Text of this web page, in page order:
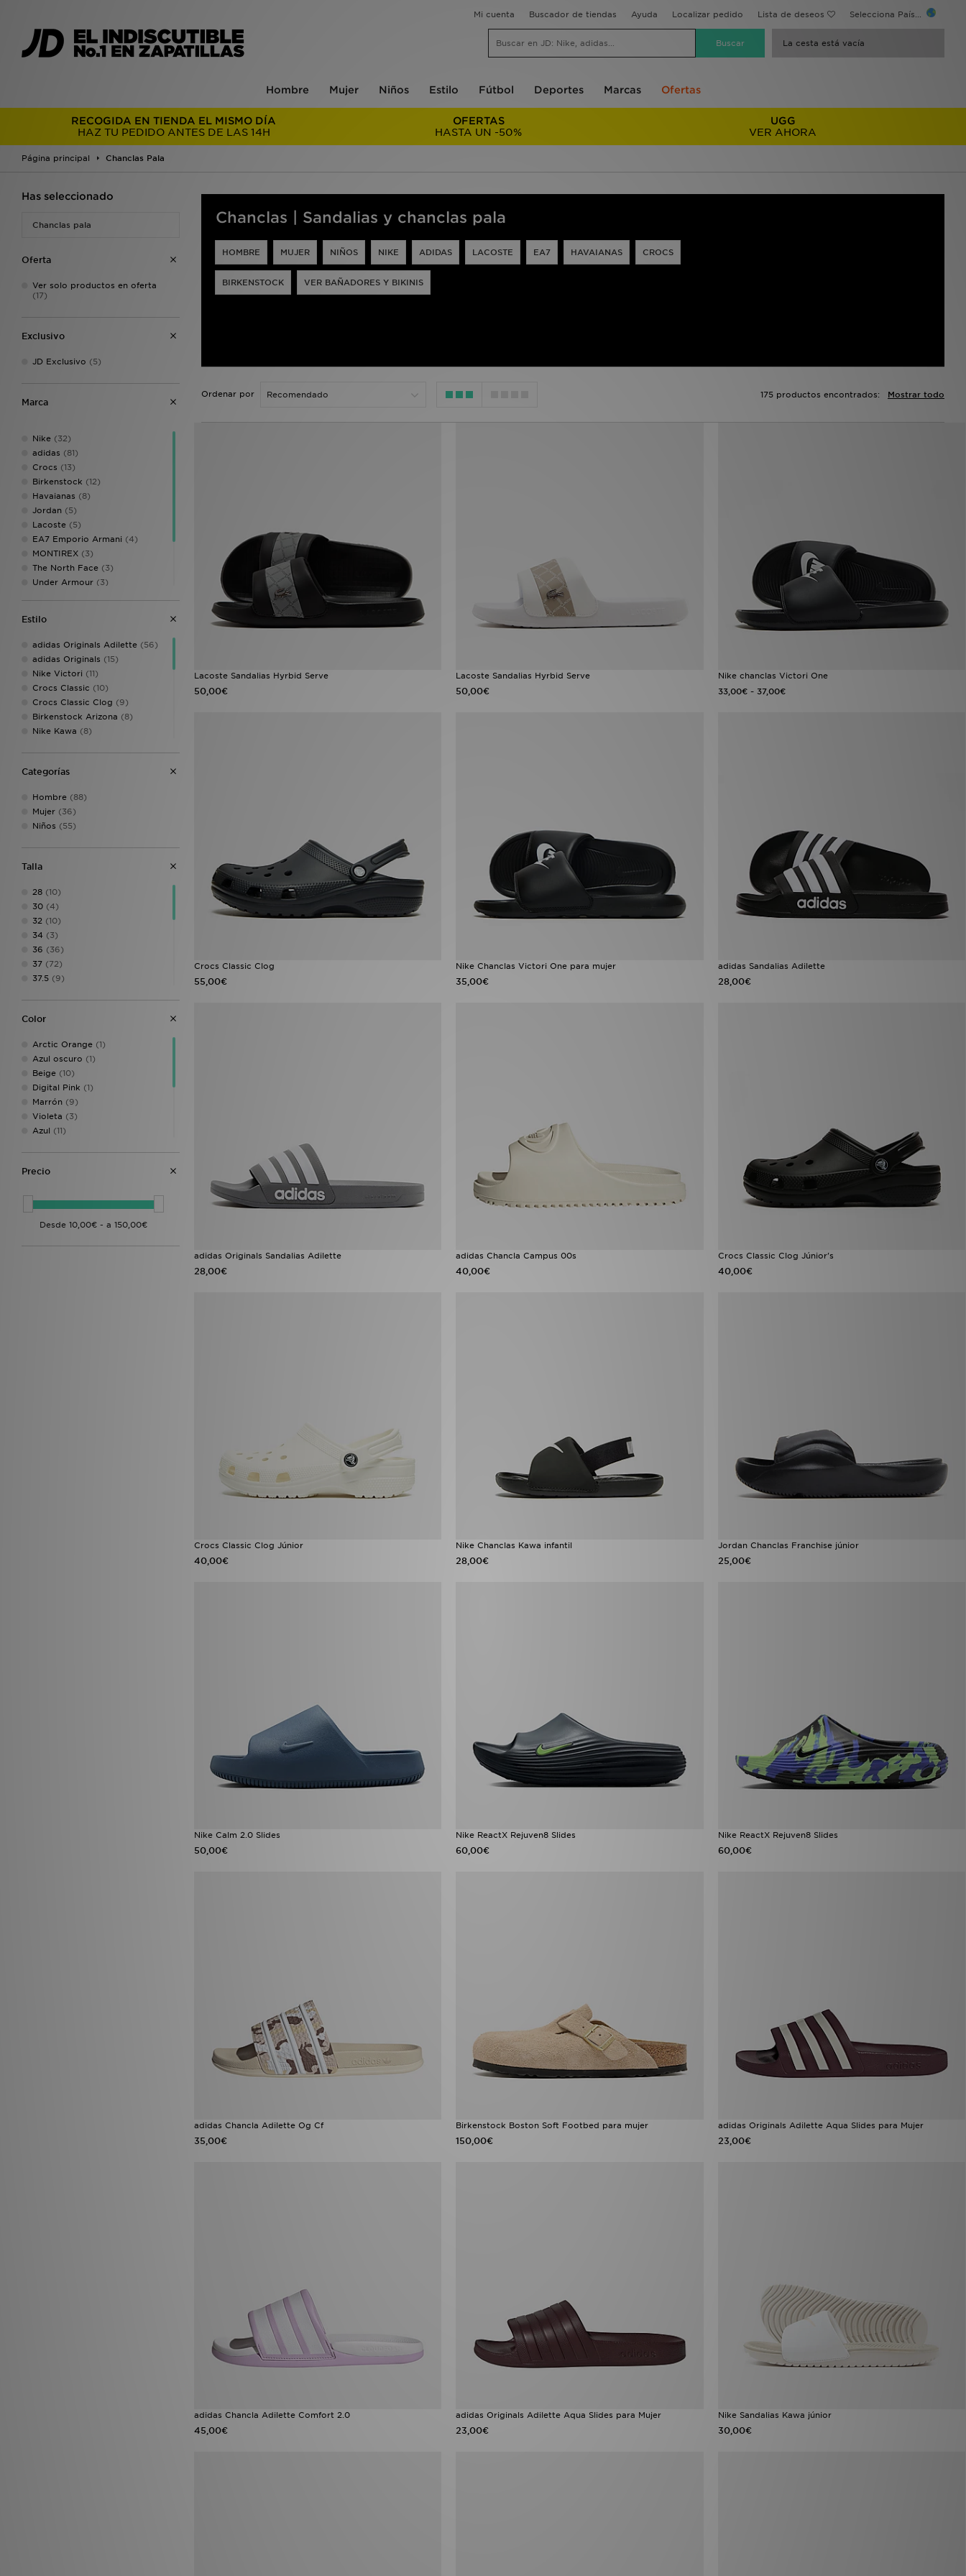
Mi cuenta Buscador de tiendas Ayuda Localizar pedido Lista de deseos Selecciona País...
La cesta está vacía
Hombre Mujer Niños Estilo Fútbol Deportes Marcas Ofertas
RECOGIDA EN TIENDA EL MISMO DÍA
HAZ TU PEDIDO ANTES DE LAS 14H
OFERTAS
HASTA UN -50%
UGG
VER AHORA
Página principal Chanclas Pala
Has seleccionado
Chanclas pala
Oferta
Ver solo productos en oferta
(17)
Exclusivo
JD Exclusivo (5)
Marca
Nike (32)
adidas (81)
Crocs (13)
Birkenstock (12)
Havaianas (8)
Jordan (5)
Lacoste (5)
EA7 Emporio Armani (4)
MONTIREX (3)
The North Face (3)
Under Armour (3)
Calvin Klein
Trailberg
(1)
Estilo
adidas Originals Adilette (56)
adidas Originals (15)
Nike Victori (11)
Crocs Classic (10)
Crocs Classic Clog (9)
Birkenstock Arizona (8)
Nike Kawa (8)
adidas Originals Campus
Nike Air Rift(3)
Nike Rift (3)
Birkenstock Boston
UGG Tazz(2)
Adilette|adidas Tiro
Crocs Classic All-Terrain
Lacoste Serve Pin
Nike Victori One Slide
Style Obsessed
Categorías
Hombre (88)
Mujer (36)
Niños (55)
Talla
28 (10)
30 (4)
32 (10)
34 (3)
36 (36)
37 (72)
37.5 (9)
40(24)
41 (33)
41.5(1)
42(73)
42.5(12)
43(64)
43.5 (10)
44(19)
44.5(12)
Color
Arctic Orange (1)
Azul oscuro (1)
Beige (10)
Digital Pink (1)
Marrón (9)
Violeta (3)
Azul (11)
Naranja
Rojo(7)
(35)
Precio
Chanclas | Sandalias y chanclas pala
HOMBRE MUJER NIÑOS NIKE ADIDAS LACOSTE EA7 HAVAIANAS CROCS
BIRKENSTOCK VER BAÑADORES Y BIKINIS
Ordenar por Mostrar todo
175 productos encontrados:
Lacoste Sandalias Hyrbid Serve
50,00€
Lacoste Sandalias Hyrbid Serve
50,00€
Nike chanclas Victori One
33,00€- 37,00€
Crocs Classic Clog
55,00€
Nike Chanclas Victori One para mujer
35,00€
adidas Sandalias Adilette
28,00€
adidas Originals Sandalias Adilette
28,00€
adidas Chancla Campus 00s
40,00€
Crocs Classic Clog Júnior's
40,00€
Crocs Classic Clog Júnior
40,00€
Nike Chanclas Kawa infantil
28,00€
Jordan Chanclas Franchise júnior
25,00€
Nike Calm 2.0 Slides
50,00€
Nike ReactX Rejuven8 Slides
60,00€
Nike ReactX Rejuven8 Slides
60,00€
adidas Chancla Adilette Og Cf
35,00€
Birkenstock Boston Soft Footbed para mujer
150,00€
adidas Originals Adilette Aqua Slides para Mujer
23,00€
adidas Chancla Adilette Comfort 2.0
45,00€
adidas Originals Adilette Aqua Slides para Mujer
23,00€
Nike Sandalias Kawa júnior
30,00€